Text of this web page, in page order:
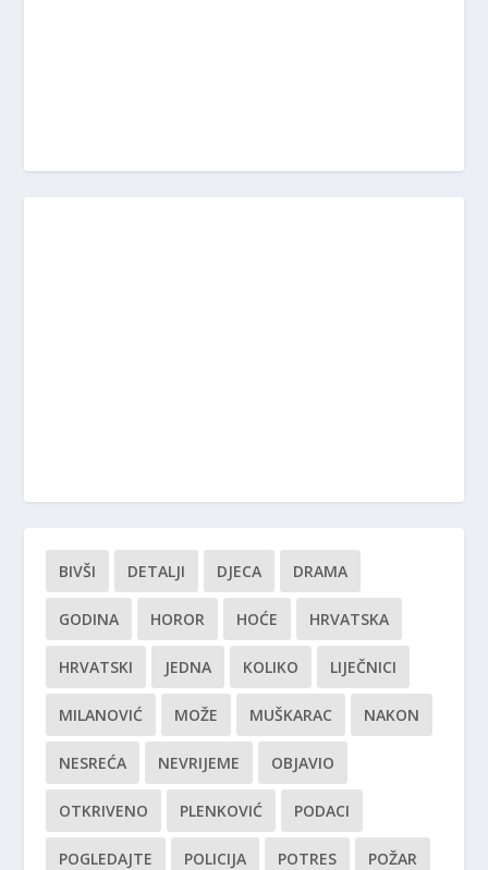
BIVŠI DETALJI DJECA DRAMA
GODINA HOROR HOĆE HRVATSKA
HRVATSKI JEDNA KOLIKO LIJEČNICI
MILANOVIĆ MOŽE MUŠKARAC NAKON
NESREĆA NEVRIJEME OBJAVIO
OTKRIVENO PLENKOVIĆ PODACI
POGLEDAJTE POLICIJA POTRES POŽAR